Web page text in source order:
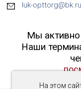
На этом
luk-opttorg@bk.ru
Мы активно
Наши